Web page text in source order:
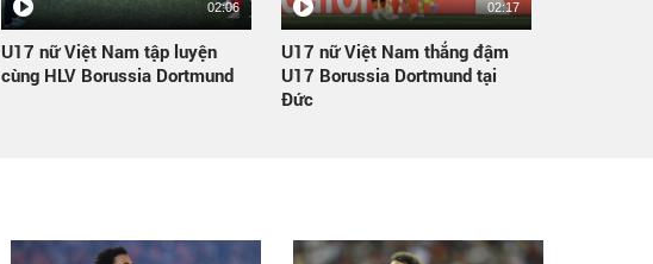
02:06
U17 nữ Việt Nam tập luyện
cùng HLV Borussia Dortmund
02:17
U17 nữ Việt Nam thắng đậm
U17 Borussia Dortmund tại
Đức